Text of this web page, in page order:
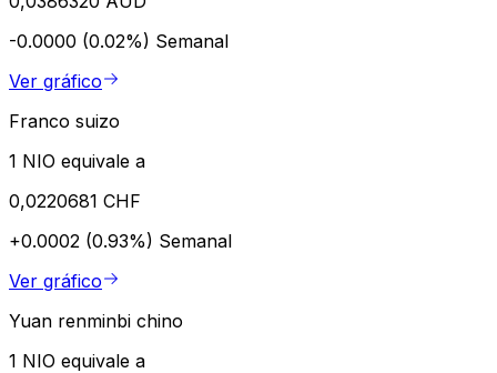
-0.0000 (0.02%) Semanal
Ver gráfico
Franco suizo
1 NIO equivale a
0,0220681 CHF
+0.0002 (0.93%) Semanal
Ver gráfico
Yuan renminbi chino
1 NIO equivale a